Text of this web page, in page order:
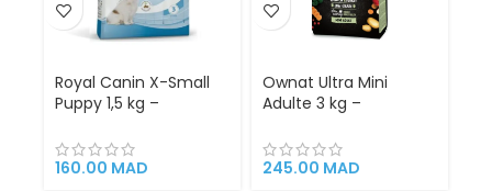
Royal Canin X-Small
Puppy 1,5 kg –
pour Chiots de Très
Petite Taille, Adaptées
160.00 MAD
Ownat Ultra Mini
Adulte 3 kg –
Colorants pour Chien
Adulte de Petite Race
245.00 MAD